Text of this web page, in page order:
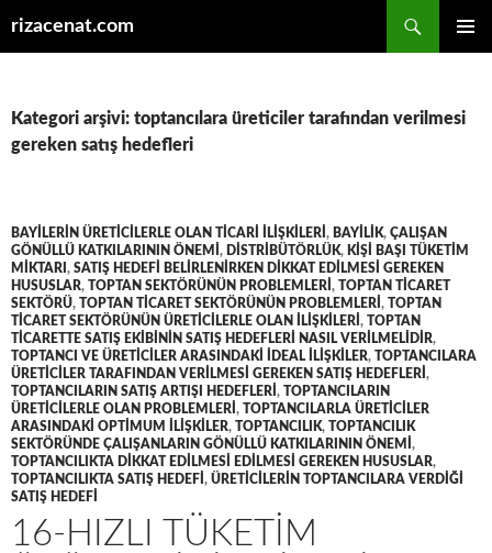
rizacenat.com
Kategori arşivi: toptancılara üreticiler tarafından verilmesi
gereken satış hedefleri
BAYILERIN ÜRETICILERLE OLAN TICARI ILIŞKILERI , BAYILIK, ÇALIŞAN
GÖNÜLLÜ KATKILARININ ÖNEMI , DISTRIBÜTÖRLÜK, KIŞI BAŞI TÜKETIM
MIKTARI , SATIŞ HEDEFI BELIRLENIRKEN DIKKAT EDILMESI GEREKEN
HUSUSLAR, TOPTAN SEKTÖRÜNÜN PROBLEMLERI , TOPTAN TICARET
SEKTÖRÜ, TOPTAN TICARET SEKTÖRÜNÜN PROBLEMLERI , TOPTAN
TICARET SEKTÖRÜNÜN ÜRETICILERLE OLAN ILIŞKILERI , TOPTAN
TICARETTE SATIŞ EKIBININ SATIŞ HEDEFLERI NASIL VERILMELIDIR,
TOPTANCI VE ÜRETICILER ARASINDAKI IDEAL ILIŞKILER, TOPTANCILARA
ÜRETICILER TARAFINDAN VERILMESI GEREKEN SATIŞ HEDEFLERI ,
TOPTANCILARIN SATIŞ ARTIŞI HEDEFLERI , TOPTANCILARIN
ÜRETICILERLE OLAN PROBLEMLERI , TOPTANCILARLA ÜRETICILER
ARASINDAKI OPTIMUM ILIŞKILER, TOPTANCILIK, TOPTANCILIK
SEKTÖRÜNDE ÇALIŞANLARIN GÖNÜLLÜ KATKILARININ ÖNEMI ,
TOPTANCILIKTA DIKKAT EDILMESI EDILMESI GEREKEN HUSUSLAR,
TOPTANCILIKTA SATIŞ HEDEFI , ÜRETICILERIN TOPTANCILARA VERDIĞI
SATIŞ HEDEFI
16-HIZLI TÜKETIM